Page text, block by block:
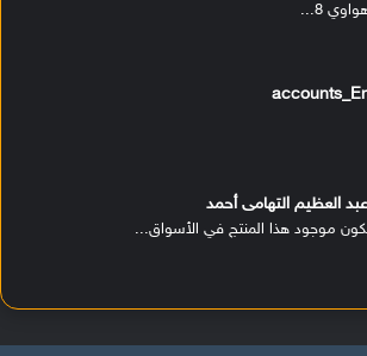
8...
العظيم التهامى أحمد
موجود هذا المنتج في الأسواق...